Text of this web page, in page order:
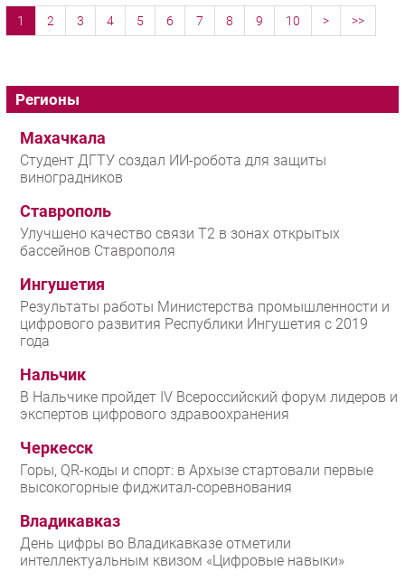
1 2 3 4 5 6 7 8 9 10 > >>
Регионы
Махачкала
Студент ДГТУ создал ИИ-робота для защиты
виноградников
Ставрополь
Улучшено качество связи T2 в зонах открытых
бассейнов Ставрополя
Ингушетия
Результаты работы Министерства промышленности и
цифрового развития Республики Ингушетия с 2019
года
Нальчик
В Нальчике пройдет IV Всероссийский форум лидеров и
экспертов цифрового здравоохранения
Черкесск
Горы, QR-коды и спорт: в Архызе стартовали первые
высокогорные фиджитал-соревнования
Владикавказ
День цифры во Владикавказе отметили
интеллектуальным квизом «Цифровые навыки»